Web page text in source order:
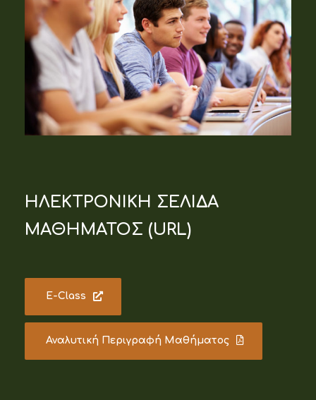
ΗΛΕΚΤΡΟΝΙΚΗ ΣΕΛΙΔΑ
ΜΑΘΗΜΑΤΟΣ (URL)
Ε-Class
Αναλυτική Περιγραφή Μαθήματος